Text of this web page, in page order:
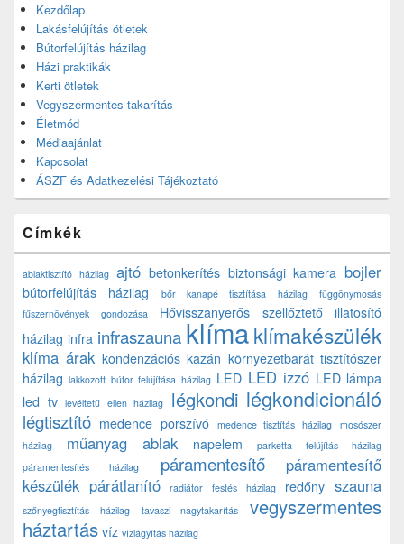
Kezdőlap
Lakásfelújítás ötletek
Bútorfelújítás házilag
Házi praktikák
Kerti ötletek
Vegyszermentes takarítás
Életmód
Médiaajánlat
Kapcsolat
ÁSZF és Adatkezelési Tájékoztató
Címkék
ablaktisztító házilag ajtó betonkerítés biztonsági kamera bojler
bútorfelújítás házilag bőr kanapé tisztítása házilag
függönymosás
fűszernövények gondozása
Hővisszanyerős szellőztető
illatosító
házilag infra infraszauna klímaklímakészülék
klíma árak kondenzációs kazán környezetbarát tisztítószer
házilag lakkozott bútor felújítása házilag LED LED izzó LED lámpa
led tv levéltetű ellen házilag légkondi légkondicionáló
légtisztító medence porszívó medence tisztítás házilag
mosószer
házilag
műanyag ablak napelem
parketta felújítás házilag
páramentesítés házilag
páramentesítő
páramentesítő
készülék párátlanító radiátor festés házilag redőny szauna
szőnyegtisztítás házilag tavaszi nagytakarítás
vegyszermentes
háztartás víz vízlágyítás házilag